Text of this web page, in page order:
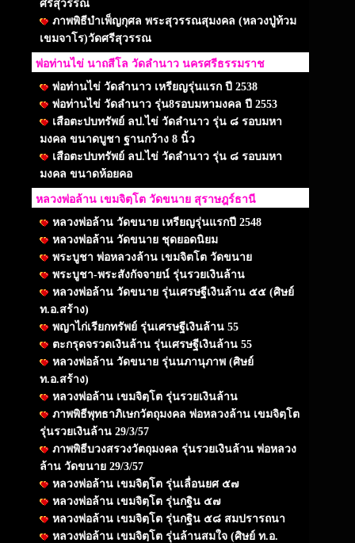
ศรีสุวรรณ
ภาพพิธีบำเพ็ญกุศล พระสุวรรณสุมงคล (หลวงปู่ท้วม
เขมจาโร)วัดศรีสุวรรณ
พ่อท่านไข่ นาถสีโล วัดลำนาว นครศรีธรรมราช
พ่อท่านไข่ วัดลำนาว เหรียญรุ่นแรก ปี 2538
พ่อท่านไข่ วัดลำนาว รุ่น8รอบมหามงคล ปี 2553
เสือตะปบทรัพย์ ลป.ไข่ วัดลำนาว รุ่น ๘ รอบมหา
มงคล ขนาดบูชา ฐานกว้าง 8 นิ้ว
เสือตะปบทรัพย์ ลป.ไข่ วัดลำนาว รุ่น ๘ รอบมหา
มงคล ขนาดห้อยคอ
หลวงพ่อล้าน เขมจิตฺโต วัดขนาย สุราษฎร์ธานี
หลวงพ่อล้าน วัดขนาย เหรียญรุ่นแรกปี 2548
หลวงพ่อล้าน วัดขนาย ชุดยอดนิยม
พระบูชา พ่อหลวงล้าน เขมจิตโต วัดขนาย
พระบูชา-พระสังกัจจายน์ รุ่นรวยเงินล้าน
หลวงพ่อล้าน วัดขนาย รุ่นเศรษฐีเงินล้าน ๕๕ (ศิษย์
ท.อ.สร้าง)
พญาไก่เรียกทรัพย์ รุ่นเศรษฐีเงินล้าน 55
ตะกรุดจรวดเงินล้าน รุ่นเศรษฐีเงินล้าน 55
หลวงพ่อล้าน วัดขนาย รุ่นนภานุภาพ (ศิษย์
ท.อ.สร้าง)
หลวงพ่อล้าน เขมจิตฺโต รุ่นรวยเงินล้าน
ภาพพิธีพุทธาภิเษกวัตถุมงคล พ่อหลวงล้าน เขมจิตฺโต
รุ่นรวยเงินล้าน 29/3/57
ภาพพิธีบวงสรวงวัตถุมงคล รุ่นรวยเงินล้าน พ่อหลวง
ล้าน วัดขนาย 29/3/57
หลวงพ่อล้าน เขมจิตฺโต รุ่นเลื่อนยศ ๕๗
หลวงพ่อล้าน เขมจิตฺโต รุ่นกฐิน ๕๗
หลวงพ่อล้าน เขมจิตฺโต รุ่นกฐิน ๕๘ สมปรารถนา
หลวงพ่อล้าน เขมจิตฺโต รุ่นล้านสมใจ (ศิษย์ ท.อ.